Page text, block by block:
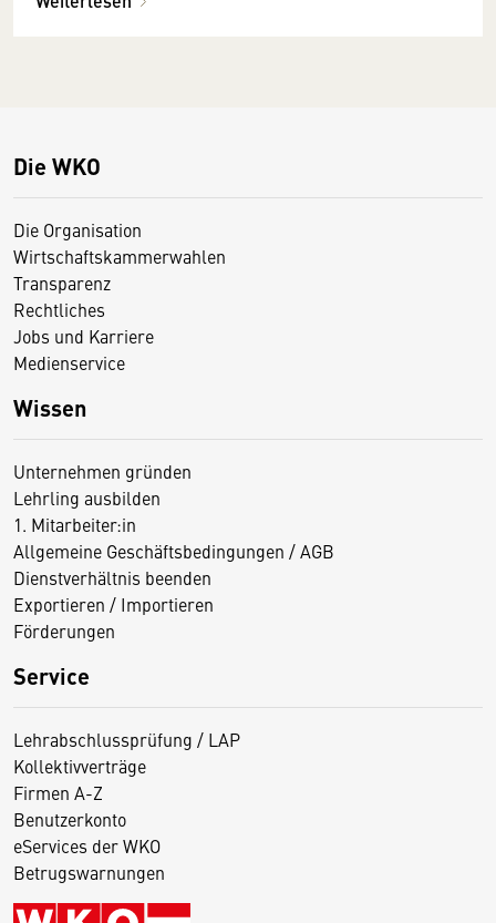
Die WKO
Die Organisation
Wirtschaftskammerwahlen
Transparenz
Rechtliches
Jobs und Karriere
Medienservice
Wissen
Unternehmen gründen
Lehrling ausbilden
1. Mitarbeiter:in
Allgemeine Geschäftsbedingungen / AGB
Dienstverhältnis beenden
Exportieren / Importieren
Förderungen
Service
Lehrabschlussprüfung / LAP
Kollektivverträge
Firmen A-Z
Benutzerkonto
eServices der WKO
Betrugswarnungen